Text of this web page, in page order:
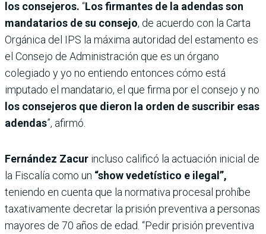
los consejeros. “Los firmantes de la adendas son
mandatarios de su consejo, de acuerdo con la Carta
Orgánica del IPS la máxima autoridad del estamento es
el Consejo de Administración que es un órgano
colegiado y yo no entiendo entonces cómo está
imputado el mandatario, el que firma por el consejo y no
los consejeros que dieron la orden de suscribir esas
adendas”, afirmó.
Fernández Zacur incluso calificó la actuación inicial de
la Fiscalía como un “show vedetístico e ilegal”,
teniendo en cuenta que la normativa procesal prohíbe
taxativamente decretar la prisión preventiva a personas
mayores de 70 años de edad. “Pedir prisión preventiva